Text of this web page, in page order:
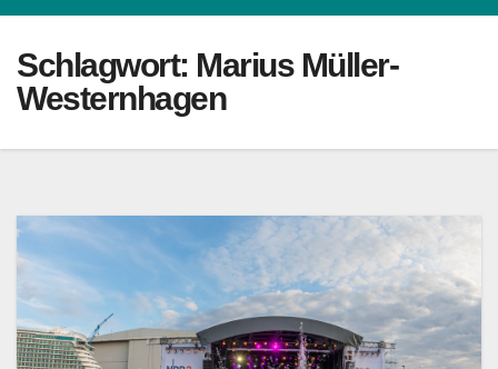
Schlagwort: Marius Müller-
Westernhagen